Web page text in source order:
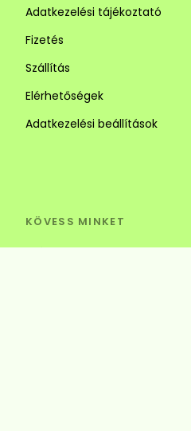
Adatkezelési tájékoztató
Fizetés
Szállítás
Elérhetőségek
Adatkezelési beállítások
KÖVESS MINKET
Szédi Butik Webshop